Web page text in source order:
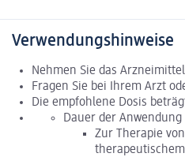
Verwendungshinweise
Nehmen Sie das
Fragen Sie bei Ihrem Arzt
Die empfohlene Dosis
Dauer der Anwendung
Zur Therapie